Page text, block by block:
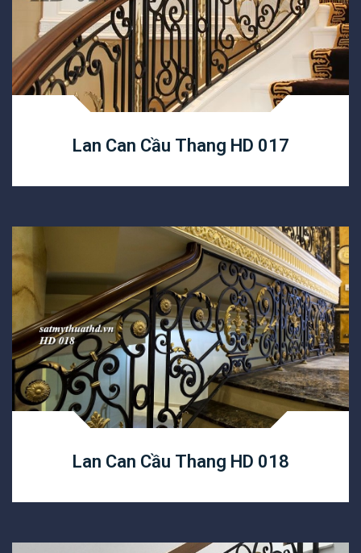
Lan Can Cầu Thang HD 017
Lan Can Cầu Thang HD 018